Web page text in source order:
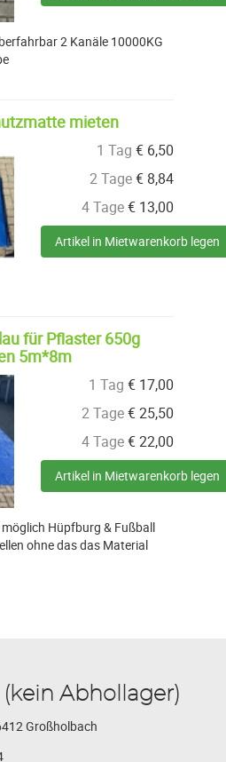
2 Kanäle 10000KG
mieten
1 Tag € 6,50
2 Tage€ 8,84
4 Tage€ 13,00
Artikel in Mietwarenkorb legen
für Pflaster 650g
5m*8m
1 Tag € 17,00
2 Tage€25,50
4 Tage€22,00
Artikel in Mietwarenkorb legen
Hüpfburg & Fußball
ohne das das Material
Abhollager)
Großholbach